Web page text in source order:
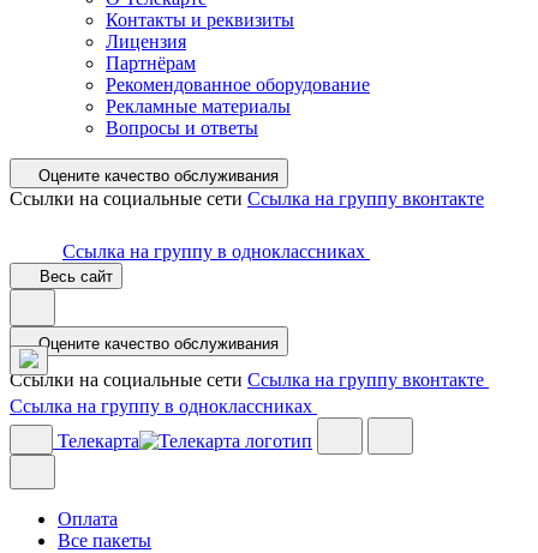
Контакты и реквизиты
Лицензия
Партнёрам
Рекомендованное оборудование
Рекламные материалы
Вопросы и ответы
Оцените качество обслуживания
Ссылки на социальные сети Ссылка на группу вконтакте
Ссылка на группу в одноклассниках
Весь сайт
Оцените качество обслуживания
Ссылки на социальные сети Ссылка на группу вконтакте
Ссылка на группу в одноклассниках
Телекарта
Оплата
Все пакеты